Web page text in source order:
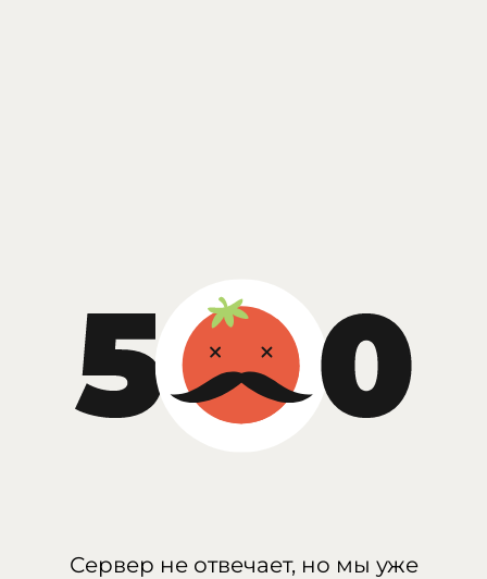
Сервер не отвечает, но мы уже